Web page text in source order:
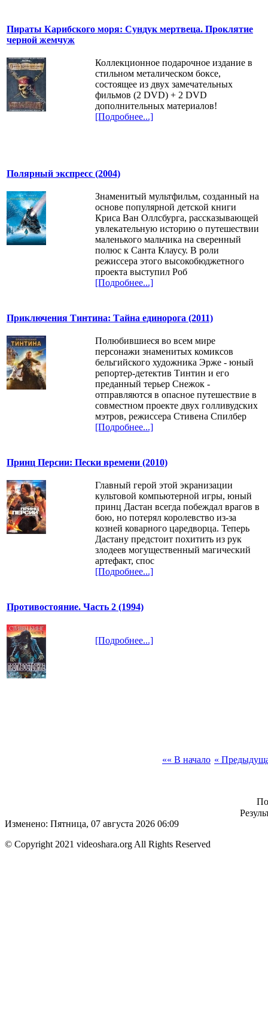
Пираты Карибского моря: Сундук мертвеца. Проклятие
черной жемчуж
Коллекционное подарочное издание в
стильном металическом боксе,
состоящее из двух замечательных
фильмов (2 DVD) + 2 DVD
дополнительных материалов!
[Подробнее...]
Полярный экспресс (2004)
Знаменитый мультфильм, созданный на
основе популярной детской книги
Криса Ван Оллсбурга, рассказывающей
увлекательную историю о путешествии
маленького мальчика на сверенный
полюс к Санта Клаусу. В роли
режиссера этого высокобюджетного
проекта выступил Роб
[Подробнее...]
Приключения Тинтина: Тайна единорога (2011)
Полюбившиеся во всем мире
персонажи знаменитых комиксов
бельгийского художника Эрже - юный
репортер-детектив Тинтин и его
преданный терьер Снежок -
отправляются в опасное путешествие в
совместном проекте двух голливудских
мэтров, режиссера Стивена Спилбер
[Подробнее...]
Принц Персии: Пески времени (2010)
Главный герой этой экранизации
культовой компьютерной игры, юный
принц Дастан всегда побеждал врагов в
бою, но потерял королевство из-за
козней коварного царедворца. Теперь
Дастану предстоит похитить из рук
злодеев могущественный магический
артефакт, спос
[Подробнее...]
Противостояние. Часть 2 (1994)
[Подробнее...]
«« В начало «
Изменено: Пятница, 07 августа 2026 06:09
© Copyright 2021 videoshara.org All Rights Reserved